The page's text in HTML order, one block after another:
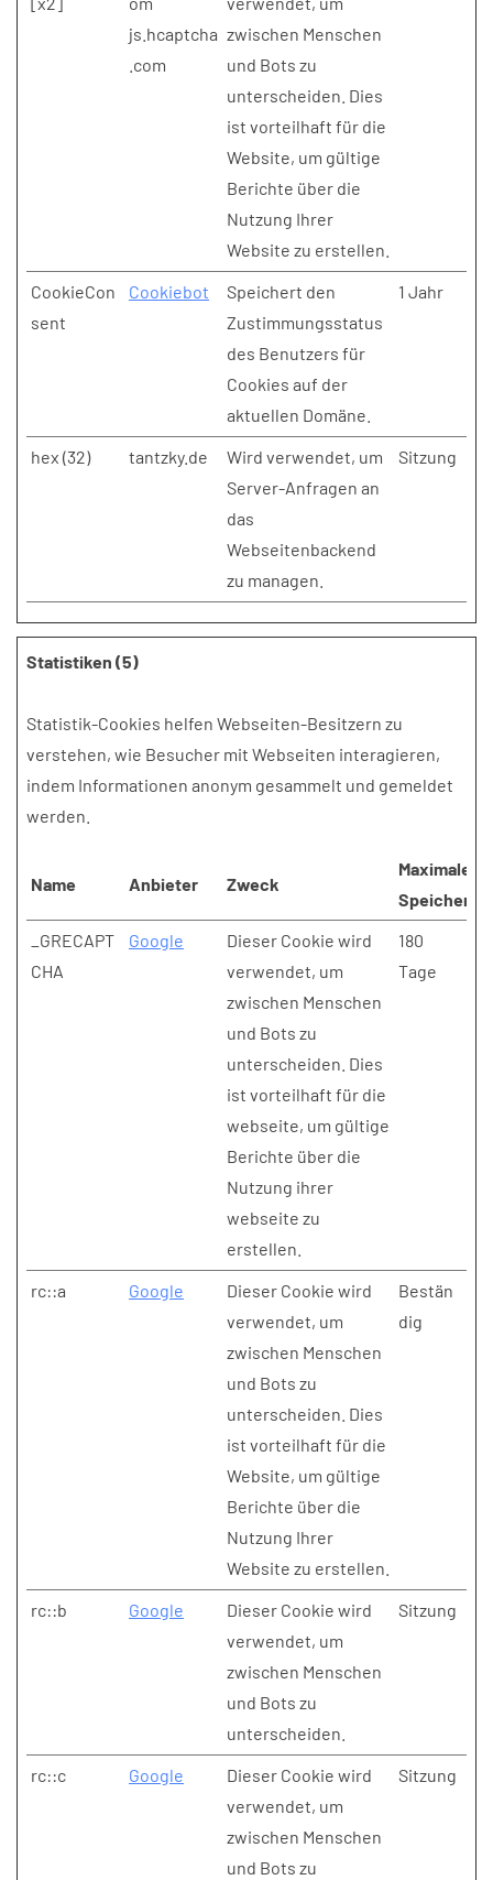
js.hcaptcha
.com
zwischen Menschen
und Bots zu
unterscheiden. Dies
ist vorteilhaft für die
Website, um gültige
Berichte über die
Nutzung Ihrer
Website zu erstellen.
CookieCon
sent
Cookiebot
Speichert den
Zustimmungsstatus
des Benutzers für
Cookies auf der
aktuellen Domäne.
1 Jahr
hex (32) tantzky.de
Wird verwendet, um
Server-Anfragen an
das
Webseitenbackend
zu managen.
Sitzung
Statistiken (5)
Statistik-Cookies helfen Webseiten-Besitzern zu
verstehen, wie Besucher mit Webseiten interagieren,
indem Informationen anonym gesammelt und gemeldet
werden.
Name Anbieter Zweck
Maximale
_GRECAPT
CHA
Google
Dieser Cookie wird
verwendet, um
zwischen Menschen
und Bots zu
unterscheiden. Dies
ist vorteilhaft für die
webseite, um gültige
Berichte über die
Nutzung ihrer
webseite zu
erstellen.
180
Tage
rc::a Google
Dieser Cookie wird
verwendet, um
zwischen Menschen
und Bots zu
unterscheiden. Dies
ist vorteilhaft für die
Website, um gültige
Berichte über die
Nutzung Ihrer
Website zu erstellen.
Bestän
dig
rc::b Google
Dieser Cookie wird
verwendet, um
zwischen Menschen
und Bots zu
unterscheiden.
Sitzung
rc::c Google
Dieser Cookie wird
verwendet, um
zwischen Menschen
und Bots zu
Sitzung